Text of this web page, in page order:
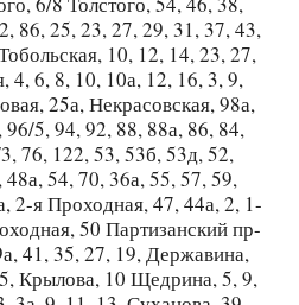
86, 25, 23, 27, 29, 31, 37, 43,
10, 12, 14, 23, 27,
4, 6, 8, 10, 10а, 12, 16, 3, 9,
25а, Некрасовская, 98а,
5, 94, 92, 88, 88а, 86, 84,
76, 122, 53, 53б, 53д, 52,
54, 70, 36а, 55, 57, 59,
2-я Проходная, 47, 44а, 2, 1-
50 Партизанский пр-
41, 35, 27, 19, Державина,
Крылова, 10 Щедрина, 5, 9,